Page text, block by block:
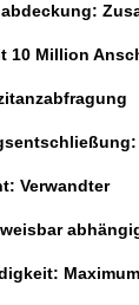
10 Million
Verwandter